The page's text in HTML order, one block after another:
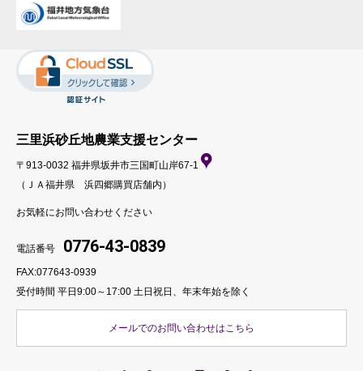
三里浜砂丘地農業支援センター
〒913-0032 福井県坂井市三国町山岸67-1
（ＪＡ福井県 浜四郷購買店舗内）
お気軽にお問い合わせください
電話番号 0776-43-0839
FAX:077643-0939
受付時間 平日9:00～17:00 土日祝日、年末年始を除く
メールでのお問い合わせはこちら